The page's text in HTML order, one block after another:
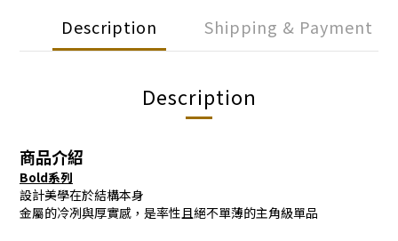
Description Shipping & Payment
Description
商品介紹
Bold系列
設計美學在於結構本身
金屬的冷冽與厚實感，是率性且絕不單薄的主角級單品